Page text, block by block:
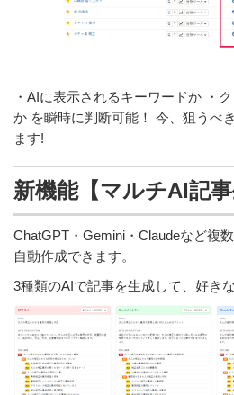
・AIに表示されるキーワードか ・
か を瞬時に判断可能！ 今、狙うべ
ます!
新機能【マルチAI記事
ChatGPT・Gemini・Claudeなど複
自動作成できます。
3種類のAIで記事を生成して、好き